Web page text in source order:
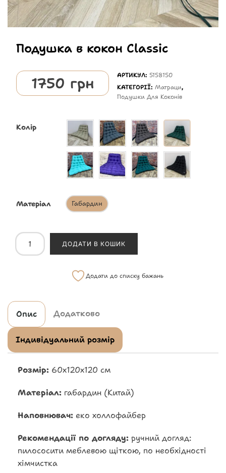
Подушка в кокон Classic
1750 грн АРТИКУЛ: 5158150
КАТЕГОРІЇ:Матраци,
Подушки Для Коконів
Колір
Матеріал Габардин
ДОДАТИ В КОШИК
Додати до списку бажань
Опис Додатково
Індивідуальний розмір
Розмір: 60х120х120 см
Матеріал: габардин (Китай)
Наповнювач: еко холлофайбер
Рекомендації по догляду: ручний догляд:
пилососити меблевою щіткою, по необхідності
хімчистка